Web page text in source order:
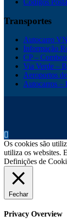
Transportes
Autocarro
Informação
CP –
Via Verde –
Aeroportos
Autocarros –
Os cookies são
utiliza os websites.
Definições de
Fechar
Privacy Overview